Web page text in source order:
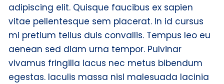
adipiscing elit. Quisque faucibus ex sapien
vitae pellentesque sem placerat. In id cursus
mi pretium tellus duis convallis. Tempus leo eu
aenean sed diam urna tempor. Pulvinar
vivamus fringilla lacus nec metus bibendum
egestas. Iaculis massa nisl malesuada lacinia